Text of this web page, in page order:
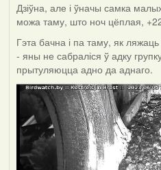
Дзіўна, але і ўначы самка
можа таму, што ноч цёплая,
Гэта бачна і па таму, як
- яны не сабраліся ў адку
прытуляюцца адно да аднаго.